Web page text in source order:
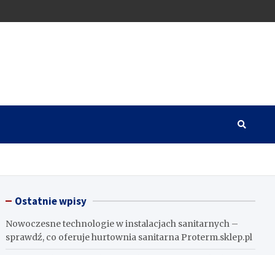
Ostatnie wpisy
Nowoczesne technologie w instalacjach sanitarnych –
sprawdź, co oferuje hurtownia sanitarna Proterm.sklep.pl